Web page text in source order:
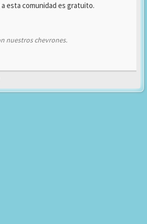
esta comunidad es gratuito.
nuestros chevrones.